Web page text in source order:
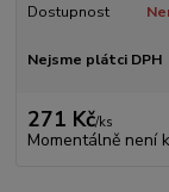
Dostupnost
Nejsme plátci DPH
271 Kč/ks
Momentálně není